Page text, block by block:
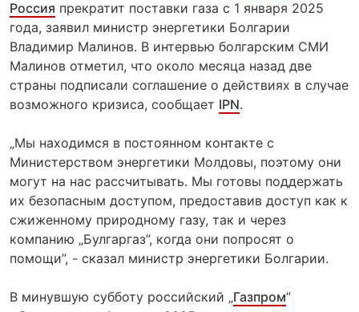
Россия прекратит поставки газа с 1 января 2025
года, заявил министр энергетики Болгарии
Владимир Малинов. В интервью болгарским СМИ
Малинов отметил, что около месяца назад две
страны подписали соглашение о действиях в случае
возможного кризиса, сообщает IPN.
„Мы находимся в постоянном контакте с
Министерством энергетики Молдовы, поэтому они
могут на нас рассчитывать. Мы готовы поддержать
их безопасным доступом, предоставив доступ как к
сжиженному природному газу, так и через
компанию „Булгаргаз”, когда они попросят о
помощи”, - сказал министр энергетики Болгарии.
В минувшую субботу российский „Газпром”